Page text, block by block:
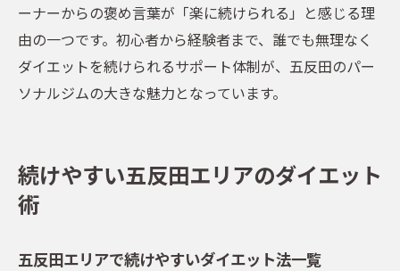
ーナーからの褒め言葉が「楽に続けられる」と感じる理
由の一つです。初心者から経験者まで、誰でも無理なく
ダイエットを続けられるサポート体制が、五反田のパー
ソナルジムの大きな魅力となっています。
続けやすい五反田エリアのダイエット
術
五反田エリアで続けやすいダイエット法一覧